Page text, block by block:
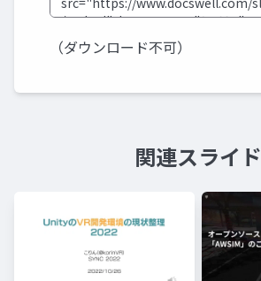
（ダウンロード不可）
関連スライド